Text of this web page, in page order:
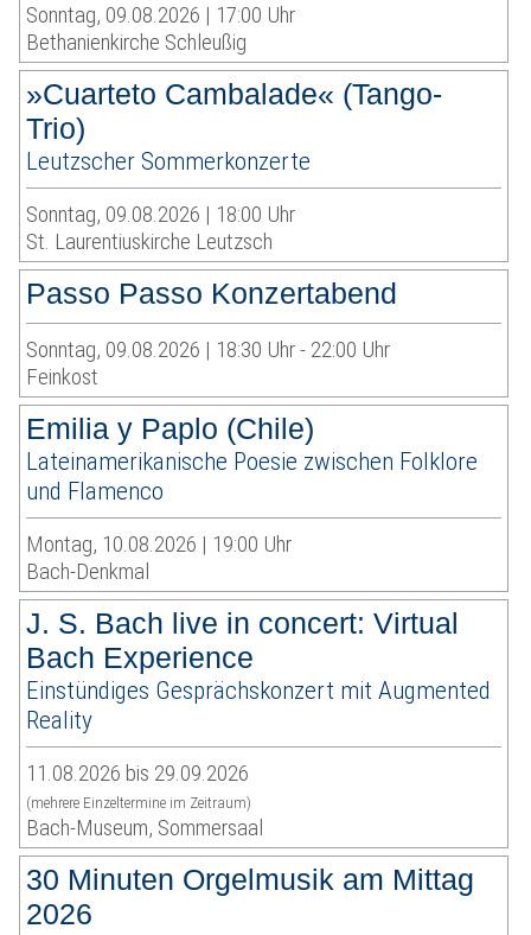
Sonntag, 09.08.2026 | 17:00 Uhr
Bethanienkirche Schleußig
»Cuarteto Cambalade« (Tango-
Trio)
Leutzscher Sommerkonzerte
Sonntag, 09.08.2026 | 18:00 Uhr
St. Laurentiuskirche Leutzsch
Passo Passo Konzertabend
Sonntag, 09.08.2026 | 18:30 Uhr - 22:00 Uhr
Feinkost
Emilia y Paplo (Chile)
Lateinamerikanische Poesie zwischen Folklore
und Flamenco
Montag, 10.08.2026 | 19:00 Uhr
Bach-Denkmal
J. S. Bach live in concert: Virtual
Bach Experience
Einstündiges Gesprächskonzert mit Augmented
Reality
11.08.2026 bis 29.09.2026
(mehrere Einzeltermine im Zeitraum)
Bach-Museum, Sommersaal
30 Minuten Orgelmusik am Mittag
2026